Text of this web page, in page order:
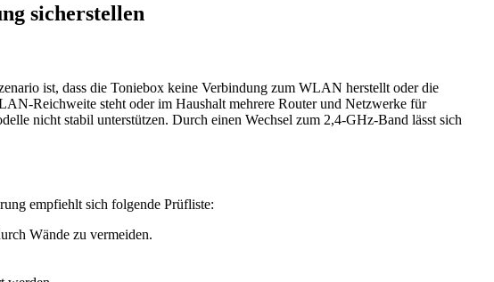
sicherstellen
ist, dass die Toniebox keine Verbindung zum WLAN herstellt oder die
Reichweite steht oder im Haushalt mehrere Router und Netzwerke für
nicht stabil unterstützen. Durch einen Wechsel zum 2,4-GHz-Band lässt sich
empfiehlt sich folgende Prüfliste:
Wände zu vermeiden.